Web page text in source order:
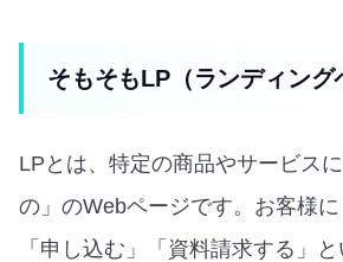
そもそもLP（ランディング
LPとは、特定の商品やサービス
の」のWebページです。お客様に
「申し込む」「資料請求する」